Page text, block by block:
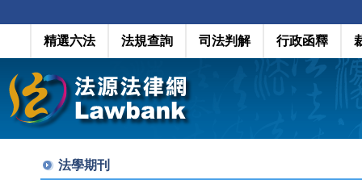
精選六法 法規查詢 司法判解 行政函釋
法學期刊